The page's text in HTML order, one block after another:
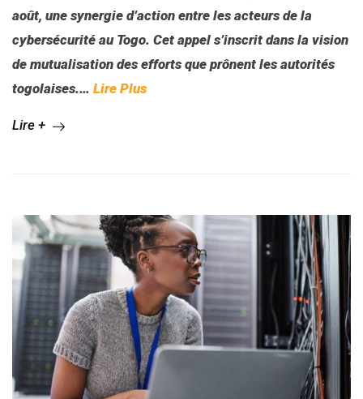
août, une synergie d’action entre les acteurs de la
cybersécurité au Togo. Cet appel s’inscrit dans la vision
de mutualisation des efforts que prônent les autorités
togolaises.… Lire Plus
Lire +